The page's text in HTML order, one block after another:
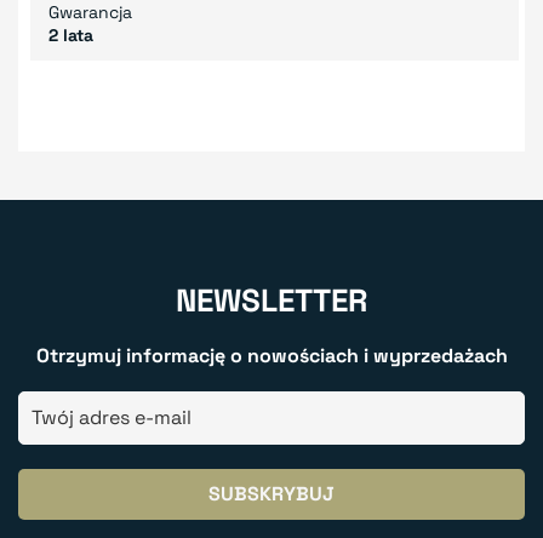
Gwarancja
2 lata
NEWSLETTER
Otrzymuj informację o nowościach i wyprzedażach